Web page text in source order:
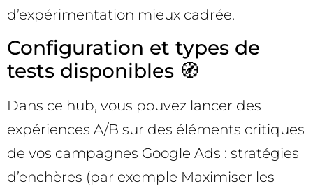
d’expérimentation mieux cadrée.
Configuration et types de
tests disponibles 🧭
Dans ce hub, vous pouvez lancer des
expériences A/B sur des éléments critiques
de vos campagnes Google Ads : stratégies
d’enchères (par exemple Maximiser les